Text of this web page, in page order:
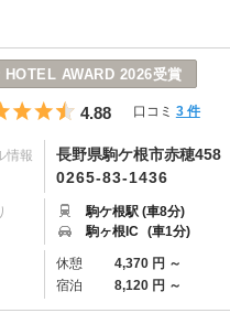
HOTEL AWARD 2026受賞
5つ星のうち4.5
4.88 口コミ 3 件
情報
長野県駒ケ根市赤穂458
0265-83-1436
駒ケ根駅 (車8分)
駒ヶ根IC (車1分)
休憩
4,370 円 ～
宿泊
8,120 円 ～